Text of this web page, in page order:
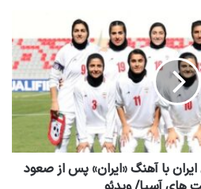
با آهنگ «ایران» پس از صعود